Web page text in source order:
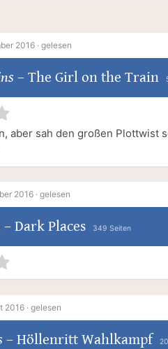
2016 · gelesen
– The Girl on the Train
aber sah den großen Plottwist
2016 ·gelesen
– Dark Places 349 Seiten
2016 ·gelesen
– Höllenritt Wahlkampf